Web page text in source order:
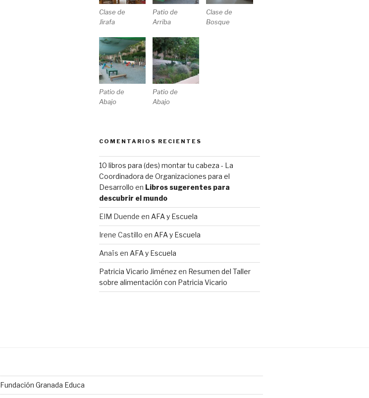
Clase de
Jirafa
Patio de
Arriba
Clase de
Bosque
Patio de
Abajo
Patio de
Abajo
COMENTARIOS RECIENTES
10 libros para (des) montar tu cabeza - La
Coordinadora de Organizaciones para el
Desarrollo en Libros sugerentes para
descubrir el mundo
EIM Duende en AFA y Escuela
Irene Castillo en AFA y Escuela
Anaïs en AFA y Escuela
Patricia Vicario Jiménezen Resumen del Taller
sobre alimentación con Patricia Vicario
Fundación Granada Educa